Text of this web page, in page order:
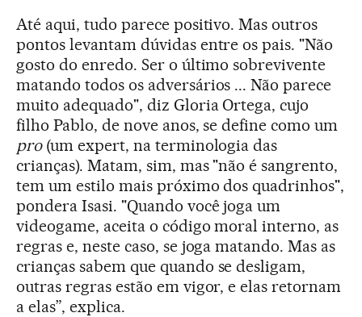
Até aqui, tudo parece positivo. Mas outros
pontos levantam dúvidas entre os pais. "Não
gosto do enredo. Ser o último sobrevivente
matando todos os adversários ... Não parece
muito adequado", diz Gloria Ortega, cujo
filho Pablo, de nove anos, se define como um
pro(um expert, na terminologia das
crianças). Matam, sim, mas "não é sangrento,
tem um estilo mais próximo dos quadrinhos",
pondera Isasi. "Quando você joga um
videogame, aceita o código moral interno, as
regras e, neste caso, se joga matando. Mas as
crianças sabem que quando se desligam,
outras regras estão em vigor, e elas retornam
a elas”, explica.